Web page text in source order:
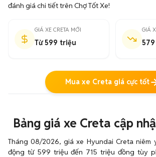
đánh giá chi tiết trên Chợ Tốt Xe!
GIÁ XE CRETA MỚI
Từ 599 triệu
GIÁ
Mua xe Creta giá cực tốt
Bảng giá xe Creta cập
Tháng 08/2026, giá xe Hyundai Creta niêm
động từ 599 triệu đến 715 triệu đồng tùy